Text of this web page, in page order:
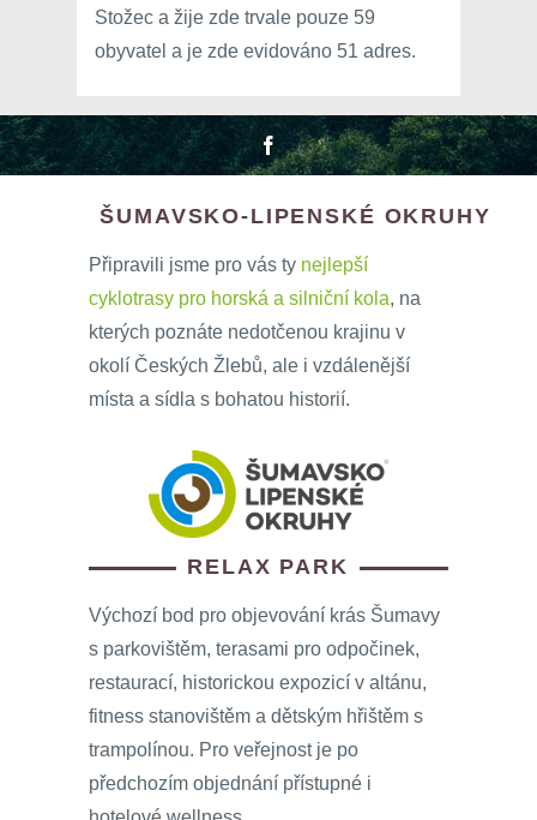
Stožec a žije zde trvale pouze 59
obyvatel a je zde evidováno 51 adres.
ŠUMAVSKO-LIPENSKÉ OKRUHY
Připravili jsme pro vás ty nejlepší
cyklotrasy pro horská a silniční kola, na
kterých poznáte nedotčenou krajinu v
okolí Českých Žlebů, ale i vzdálenější
místa a sídla s bohatou historií.
RELAX PARK
Výchozí bod pro objevování krás Šumavy
s parkovištěm, terasami pro odpočinek,
restaurací, historickou expozicí v altánu,
fitness stanovištěm a dětským hřištěm s
trampolínou. Pro veřejnost je po
předchozím objednání přístupné i